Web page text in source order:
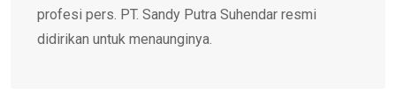
profesi pers. PT. Sandy Putra Suhendar resmi
didirikan untuk menaunginya.